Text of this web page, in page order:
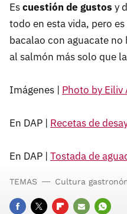
Escuestión de gustos y
todo en esta vida, pero
bacalao con aguacate no
al salmón más solo que
Imágenes | Photo by Eiliv
En DAP | Recetas de
En DAP | Tostada de
TEMAS Cultura